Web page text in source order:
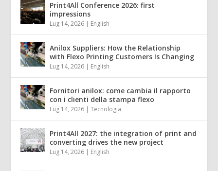
Print4All Conference 2026: first
impressions
Lug 14, 2026 | English
Anilox Suppliers: How the Relationship
with Flexo Printing Customers Is Changing
Lug 14, 2026 | English
Fornitori anilox: come cambia il rapporto
con i clienti della stampa flexo
Lug 14, 2026 |Tecnologia
Print4All 2027: the integration of print and
converting drives the new project
Lug 14, 2026 | English